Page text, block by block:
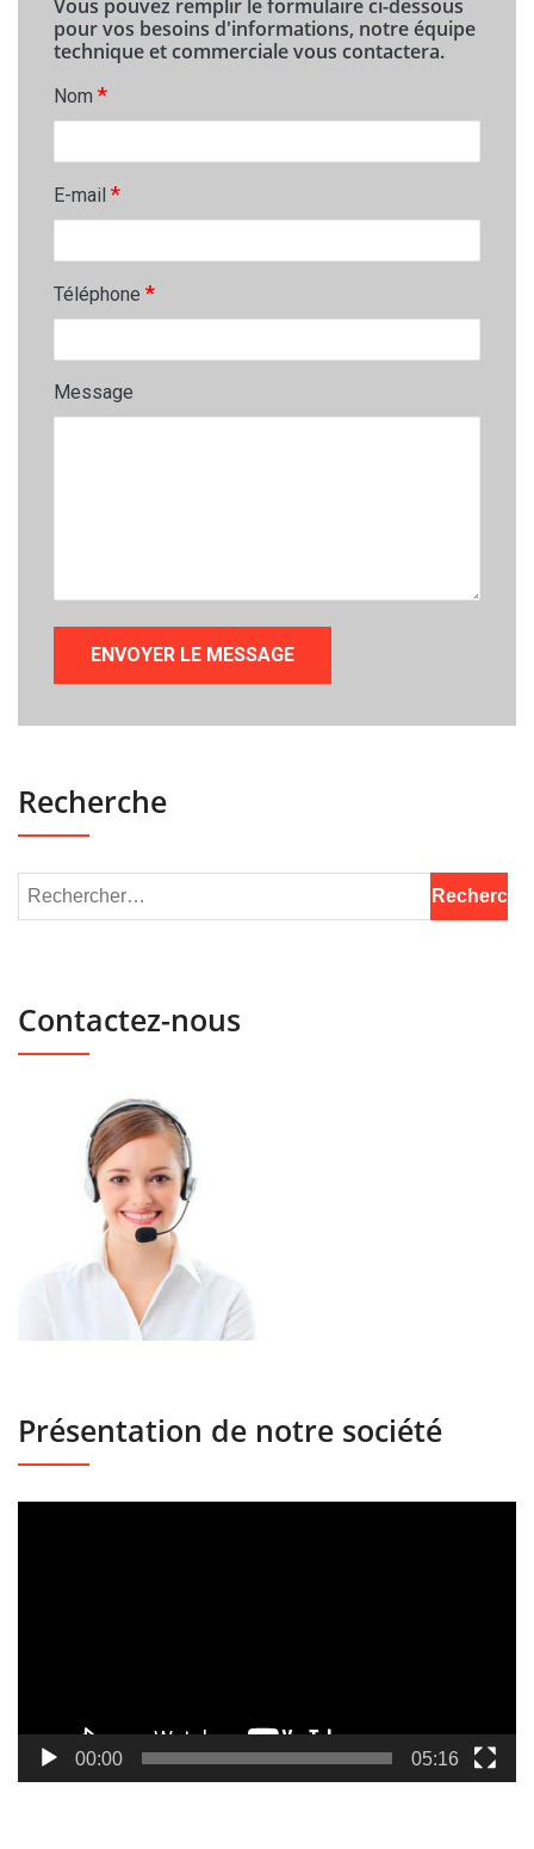
Vous pouvez remplir le formulaire ci-dessous
pour vos besoins d'informations, notre équipe
technique et commerciale vous contactera.
Nom *
E-mail *
Téléphone *
Message
Recherche
Contactez-nous
Présentation de notre société
00:00 05:16